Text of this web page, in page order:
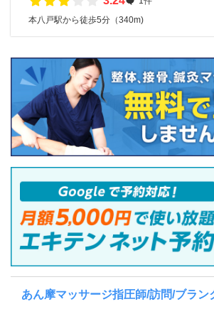
本八戸駅から徒歩5分（340m)
あん摩マッサージ指圧師/訪問/ブラン